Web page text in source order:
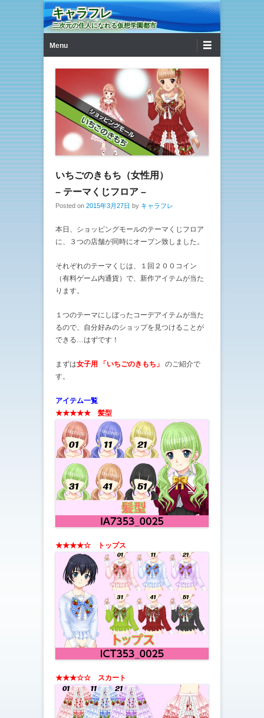
キャラフレ
二次元の住人になれる仮想学園都市
Menu
いちごのきもち（女性用）
– テーマくじフロア –
Posted on 2015年3月27日 by キャラフレ
本日、ショッピングモールのテーマくじフロア
に、３つの店舗が同時にオープン致しました。
それぞれのテーマくじは、１回２００コイン
（有料ゲーム内通貨）で、新作アイテムが当た
ります。
１つのテーマにしぼったコーデアイテムが当た
るので、自分好みのショップを見つけることが
できる…はずです！
まずは女子用 「いちごのきもち」 のご紹介で
す。
アイテム一覧
★★★★★ 髪型
★★★★☆ トップス
★★★☆☆ スカート